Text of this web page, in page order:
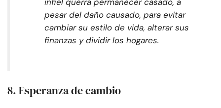
pesar del daño causado, para evitar
cambiar su estilo de vida, alterar sus
finanzas y dividir los hogares.
8. Esperanza de cambio